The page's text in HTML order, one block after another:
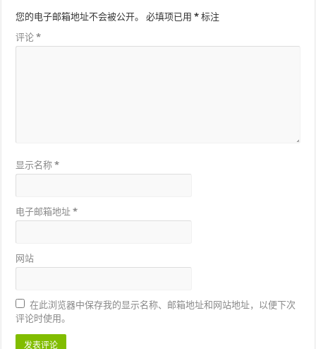
您的电子邮箱地址不会被公开。 必填项已用* 标注
评论*
显示名称*
电子邮箱地址*
网站
在此浏览器中保存我的显示名称、邮箱地址和网站地址，以便下次
评论时使用。